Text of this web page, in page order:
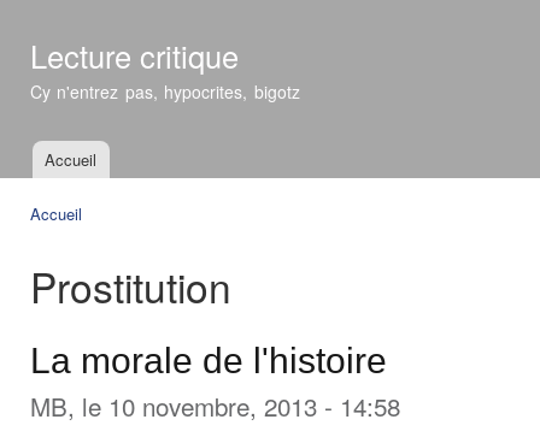
Lecture critique
Cy n'entrez pas, hypocrites, bigotz
Menu principal
Accueil
Accueil
Prostitution
La morale de l'histoire
MB, le 10 novembre, 2013 - 14:58